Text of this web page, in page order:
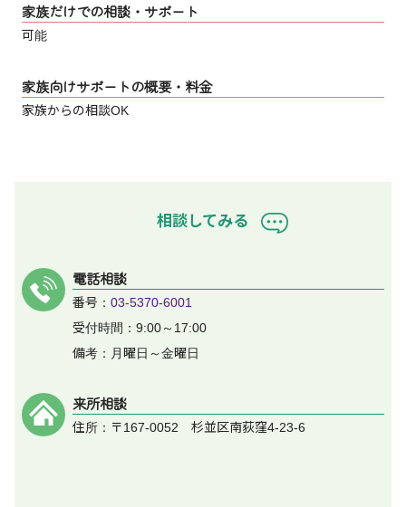
家族だけでの相談・サポート
可能
家族向けサポートの概要・料金
家族からの相談OK
相談してみる
電話相談
番号：03-5370-6001
受付時間：9:00～17:00
備考：月曜日～金曜日
来所相談
住所：〒167-0052 杉並区南荻窪4-23-6